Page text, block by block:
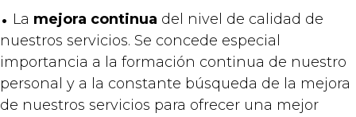
La mejora continua del nivel de calidad de
nuestros servicios. Se concede especial
importancia a la formación continua de nuestro
personal y a la constante búsqueda de la mejora
de nuestros servicios para ofrecer una mejor